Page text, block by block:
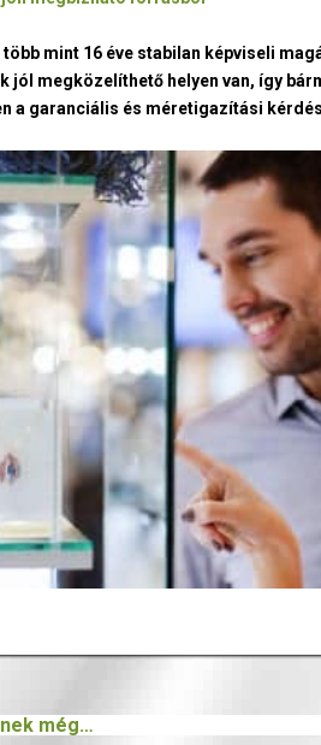
több mint 16 éve stabilan képviseli
jól megközelíthető helyen van, így
a garanciális és méretigazítási
még…